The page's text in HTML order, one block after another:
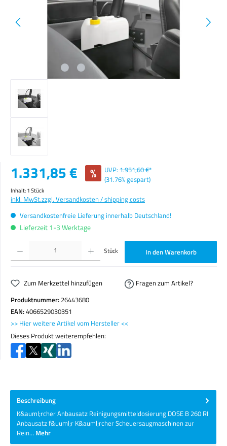
Verkaufspreis:
1.331,85 € % UVP: 1.951,60 €*
(31.76% gespart)
Inhalt:1 Stück
inkl. MwSt.zzgl. Versandkosten / shipping costs
Versandkostenfreie Lieferung innerhalb Deutschland!
Lieferzeit 1-3 Werktage
Produkt Anzahl: Gib den gewünschten Wert ein oder benutze die Schaltflächen um die Anzahl zu
Stück In den Warenkorb
Zum Merkzettel hinzufügen
Fragen zum Artikel?
Produktnummer:26443680
EAN:4066529030351
>> Hier weitere Artikel vom Hersteller <<
Dieses Produkt weiterempfehlen:
Beschreibung
K&auml;rcher Anbausatz Reinigungsmitteldosierung DOSE B 260 RI
Anbausatz f&uuml;r K&auml;rcher Scheuersaugmaschinen zur
Rein… Mehr